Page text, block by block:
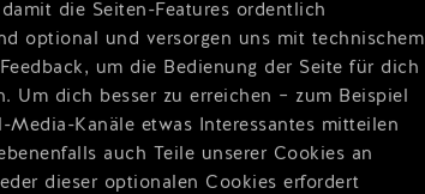
die Seiten-Features ordentlich
optional und versorgen uns mit technischem
um die Bedienung der Seite für dich
Um dich besser zu erreichen – zum Beispiel
Kanäle etwas Interessantes mitteilen
auch Teile unserer Cookies an
dieser optionalen Cookies erfordert